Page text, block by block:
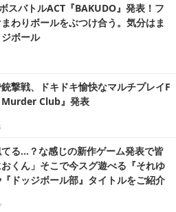
スバトルACT『BAKUDO』発表！フ
わりボールをぶつけ合う。気分はま
ボール
撃戦、ドキドキ愉快なマルチプレイF
Club』発表
る…？な感じの新作ゲーム発表で皆
くん」そこで今スグ遊べる『それゆ
ドッジボール部』タイトルをご紹介